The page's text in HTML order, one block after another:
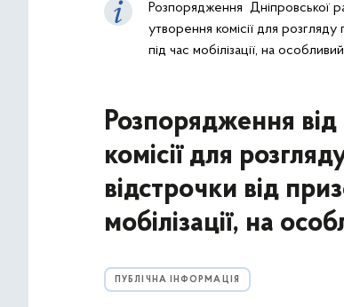
Розпорядження Дніпровської
утворення комісії для
під час мобілізації, на
Розпорядження
комісії для
відстрочки від
мобілізації, на
ПУБЛІЧНА ІНФОРМАЦІЯ